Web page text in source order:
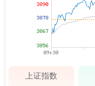
上证指数